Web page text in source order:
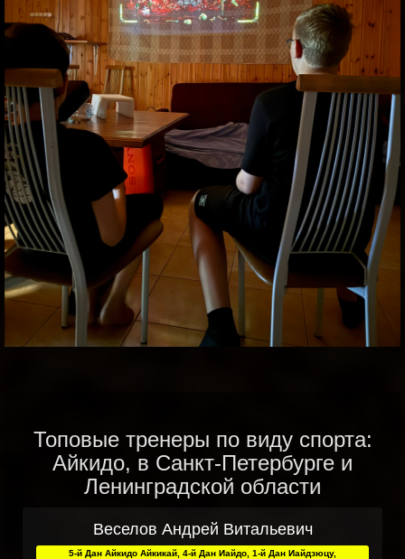
Топовые тренеры по виду спорта:
Айкидо, в Санкт-Петербурге и
Ленинградской области
Веселов Андрей Витальевич
5-й Дан Айкидо Айкикай, 4-й Дан Иайдо, 1-й Дан Иайдзюцу,